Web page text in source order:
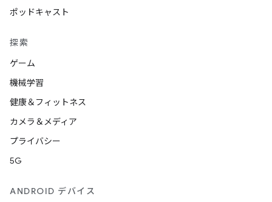
ポッドキャスト
探索
ゲーム
機械学習
健康＆フィットネス
カメラ＆メディア
プライバシー
5G
ANDROID デバイス